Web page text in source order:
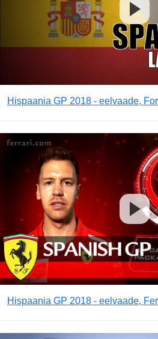
Hispaania GP 2018 - eelvaade,
Hispaania GP 2018 - eelvaade,